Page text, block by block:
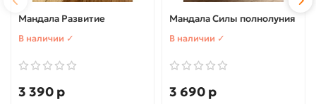
Мандала Развитие
В наличии ✓
3 390 р
Мандала Силы полнолуния
В наличии ✓
3 690 р